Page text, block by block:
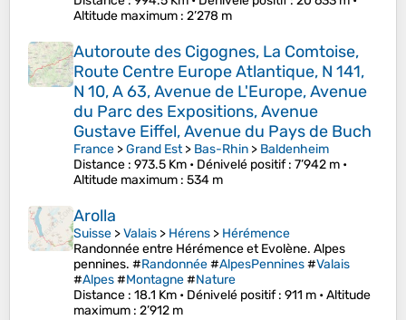
Altitude maximum : 2’278 m
Autoroute des Cigognes, La Comtoise,
Route Centre Europe Atlantique, N 141,
N 10, A 63, Avenue de L'Europe, Avenue
du Parc des Expositions, Avenue
Gustave Eiffel, Avenue du Pays de Buch
France >Grand Est> Bas-Rhin > Baldenheim
Distance : 973.5 Km • Dénivelé positif: 7’942 m •
Altitude maximum : 534 m
Arolla
Suisse >Valais > Hérens > Hérémence
Randonnée entre Hérémence et Evolène. Alpes
pennines. #Randonnée#AlpesPennines#Valais
#Alpes#Montagne#Nature
Distance : 18.1 Km • Dénivelé positif: 911 m •Altitude
maximum : 2’912 m